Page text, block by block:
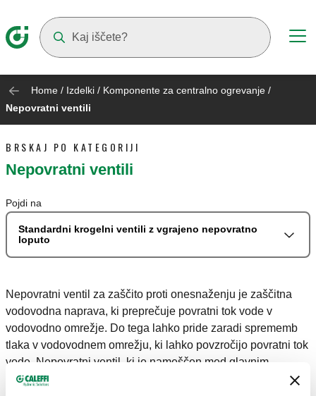
Home / Izdelki / Komponente za centralno ogrevanje /
Nepovratni ventili
BRSKAJ PO KATEGORIJI
Nepovratni ventili
Pojdi na
Standardni krogelni ventili z vgrajeno nepovratno
loputo
Nepovratni ventil za zaščito proti onesnaženju je zaščitna
vodovodna naprava, ki preprečuje povratni tok vode v
vodovodno omrežje. Do tega lahko pride zaradi sprememb
tlaka v vodovodnem omrežju, ki lahko povzročijo povratni tok
vode. Nepovratni ventil, ki je nameščen med glavnim
vodovodnim omrežjem in uporabniškim sistemom v sistemih